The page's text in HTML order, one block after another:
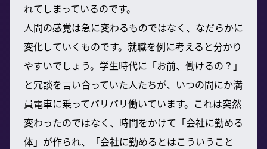
れてしまっているのです。
人間の感覚は急に変わるものではなく、なだらかに
変化していくものです。就職を例に考えると分かり
やすいでしょう。学生時代に「お前、働けるの？」
と冗談を言い合っていた人たちが、いつの間にか満
員電車に乗ってバリバリ働いています。これは突然
変わったのではなく、時間をかけて「会社に勤める
体」が作られ、「会社に勤めるとはこういうこと